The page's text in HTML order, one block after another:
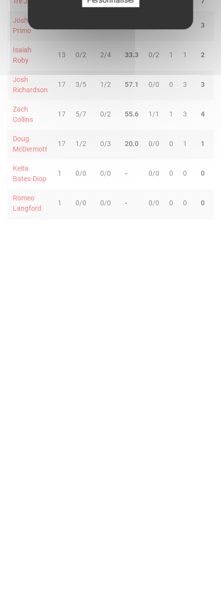
Joshua
Primo
3
Isaiah
Roby
13 0/2 2/4 33.3 0/2 1 1 2
Josh
Richardson
17 3/5 1/2 57.1 0/0 0 3 3
Zach
Collins
17 5/7 0/2 55.6 1/1 1 3 4
Doug
McDermott
17 1/2 0/3 20.0 0/0 0 1 1
Keita
Bates-Diop
1 0/0 0/0 - 0/0 0 0 0
Romeo
Langford
1 0/0 0/0 - 0/0 0 0 0